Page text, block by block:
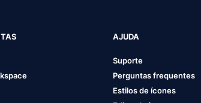
AJUDA
Suporte
Perguntas frequentes
Estilos de ícones